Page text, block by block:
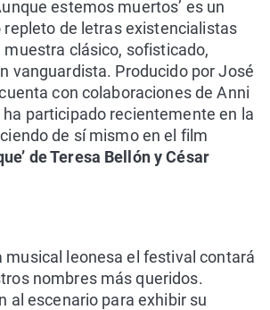
estemos muertos’ es un
de letras existencialistas
muestra clásico, sofisticado,
vanguardista. Producido por José
con colaboraciones de Anni
ha participado recientemente en la
de sí mismo en el film
de Teresa Bellón y César
musical leonesa el festival contará
nombres más queridos.
al escenario para exhibir su